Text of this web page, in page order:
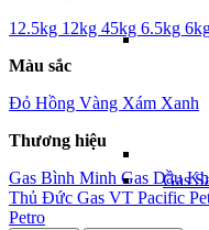
Gas
12.5kg 12kg 45kg 6.5kg
Màu sắc
Đỏ Hồng Vàng Xám Xanh
Thương hiệu
Gas Bình Minh Gas Dầu
Thủ Đức Gas VT Pacific
Petro